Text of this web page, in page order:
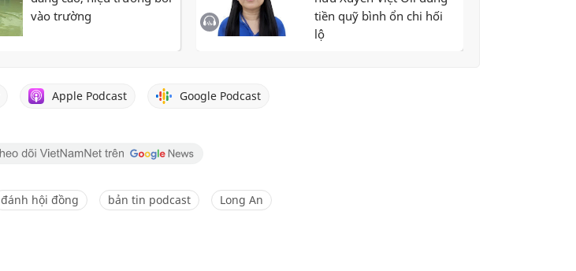
vào trường
tiền quỹ bình ổn chi hối
lộ
Apple Podcast Google Podcast
đánh hội đồng bản tin podcast Long An